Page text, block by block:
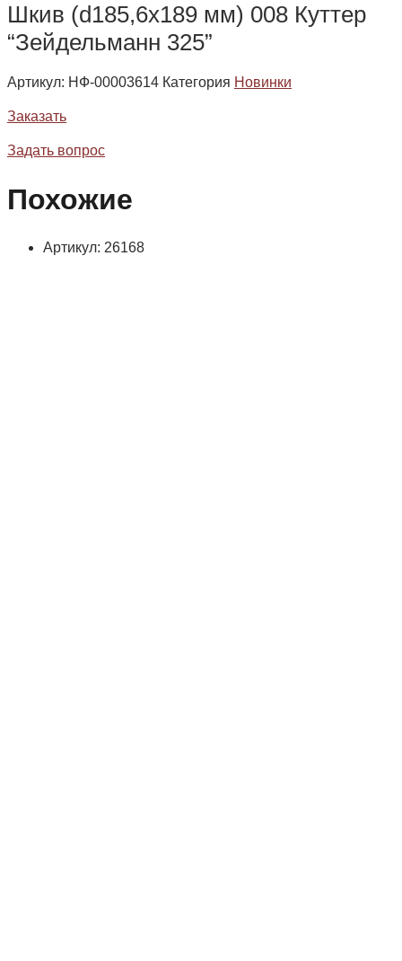
Шкив (d185,6х189 мм) 008 Куттер
“Зейдельманн 325”
Артикул: НФ-00003614 Категория Новинки
Заказать
Задать вопрос
Похожие
Артикул: 26168